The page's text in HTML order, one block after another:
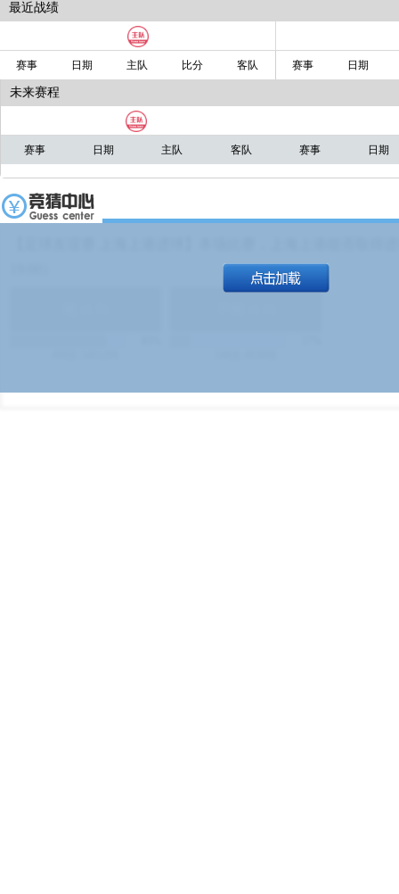
最近战绩
赛事 日期 主队 比分 客队 赛事 日期
未来赛程
赛事 日期 主队 客队 赛事 日期